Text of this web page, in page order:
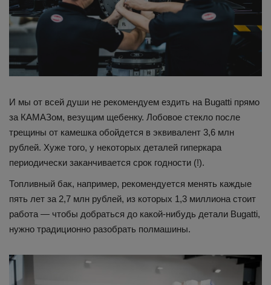
И мы от всей души не рекомендуем ездить на Bugatti прямо
за КАМАЗом, везущим щебенку. Лобовое стекло после
трещины от камешка обойдется в эквивалент 3,6 млн
рублей. Хуже того, у некоторых деталей гиперкара
периодически заканчивается срок годности (!).
Топливный бак, например, рекомендуется менять каждые
пять лет за 2,7 млн рублей, из которых 1,3 миллиона стоит
работа — чтобы добраться до какой-нибудь детали Bugatti,
нужно традиционно разобрать полмашины.